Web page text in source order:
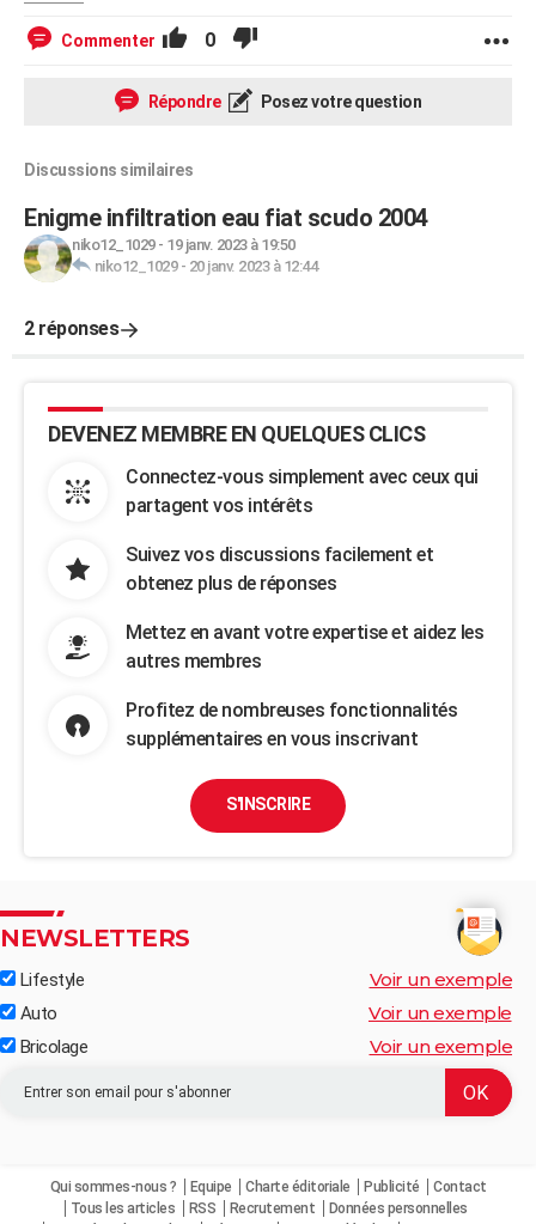
Commenter 0
Répondre Posez votre question
Discussions similaires
Enigme infiltration eau fiat scudo 2004
niko12_1029- 19 janv. 2023 à 19:50
niko12_1029- 20 janv. 2023 à 12:44
2 réponses
DEVENEZ MEMBRE EN QUELQUES CLICS
Connectez-vous simplement avec ceux qui
partagent vos intérêts
Suivez vos discussions facilement et
obtenez plus de réponses
Mettez en avant votre expertise et aidez les
autres membres
Profitez de nombreuses fonctionnalités
supplémentaires en vous inscrivant
S'INSCRIRE
NEWSLETTERS
Lifestyle Voir un exemple
Auto Voir un exemple
Bricolage Voir un exemple
Qui sommes-nous ? Equipe Charte éditoriale Publicité
Contact
Tous les articles
RSS Recrutement
Données personnelles